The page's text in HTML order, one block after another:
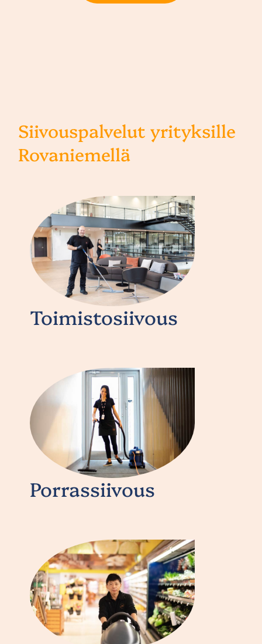
Siivouspalvelut yrityksille
Rovaniemellä
Toimistosiivous
Porrassiivous